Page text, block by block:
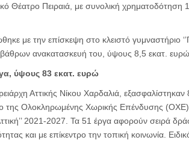
Θέατρο Πειραιά, με συνολική χρηματοδότηση
με την επίσκεψη στο κλειστό γυμναστήριο
βάθρων ανακατασκευή του, ύψους 8,5 εκατ.
ύψους 83 εκατ. ευρώ
Αττικής Νίκου Χαρδαλιά, εξασφαλίστηκαν
της Ολοκληρωμένης Χωρικής Επένδυσης (ΟΧΕ)
2021-2027. Τα 51 έργα αφορούν σειρά
και με επίκεντρο την τοπική κοινωνία.